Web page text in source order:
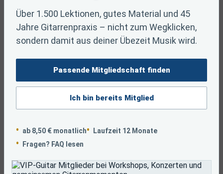
Über 1.500 Lektionen, gutes Material und 45
Jahre Gitarrenpraxis – nicht zum Wegklicken,
sondern damit aus deiner Übezeit Musik wird.
Passende Mitgliedschaft finden
Ich bin bereits Mitglied
ab 8,50 € monatlich
Laufzeit 12 Monate
Fragen? FAQ lesen